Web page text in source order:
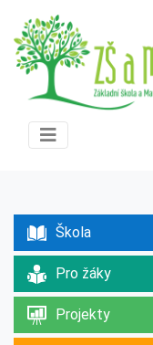
Škola
Pro žáky
Projekty